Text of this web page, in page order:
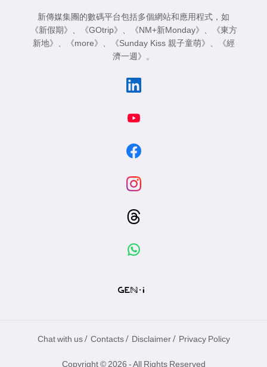
新傳媒集團的數碼平台包括多個網站和應用程式，如
《新假期》 、 《GOtrip》 、 《NM+新Monday》 、
《東方
新地》 、 《more》 、 《Sunday Kiss 親子童萌》 、
《經
濟一週》 。
Chat with us / Contacts / Disclaimer / Privacy Policy
Copyright © 2026 - All Rights Reserved